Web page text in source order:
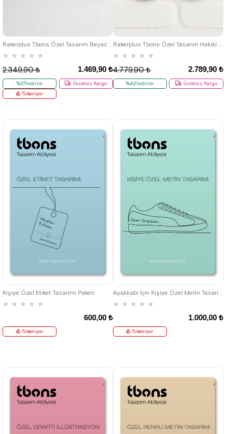
Rakerplus Tbons Özel Tasarım Beyaz Hakiki Deri Kadın Bağcıklı Sneaker Ayakkabı
★ ★ ★ ★ ★
1.469,90 ₺
2.349,90 ₺
%37İndirim Ücretsiz Kargo
Tükeniyor
Rakerplus Tbons Özel Tasarım Hakiki Deri Beyaz Kız Çocuk Sneakers Ayakkabı
★ ★ ★ ★ ★
2.789,90 ₺
4.779,90 ₺
%42İndirim Ücretsiz Kargo
30 31 32 34 35
Kişiye Özel Etiket Tasarımı Paketi
★ ★ ★ ★ ★
600,00 ₺
Tükeniyor
★ ★ ★ ★ ★
1.000,00 ₺
Tükeniyor